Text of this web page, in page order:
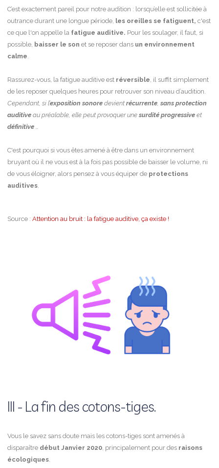
C’est exactement pareil pour notre audition : lorsqu’elle est sollicitée à
outrance durant une longue période, les oreilles se fatiguent, c'est
ce que l'on appelle la fatigue auditive. Pour les soulager, il faut, si
possible, baisser le son et se reposer dans un environnement
calme.
Rassurez-vous, la fatigue auditive est réversible, il suffit simplement
de les reposer quelques heures pour retrouver son niveau d’audition.
Cependant, si l’exposition sonore devient récurrente, sans protection
auditive au préalable, elle peut provoquer une surdité progressive et
définitive …
C'est pourquoi si vous êtes amené à être dans un environnement
bruyant où il ne vous est à la fois pas possible de baisser le volume, ni
de vous éloigner, alors pensez à vous équiper de protections
auditives.
Source : Attention au bruit : la fatigue auditive, ça existe !
III - La fin des cotons-tiges.
Vous le savez sans doute mais les cotons-tiges sont amenés à
disparaître début Janvier 2020, principalement pour des raisons
écologiques.